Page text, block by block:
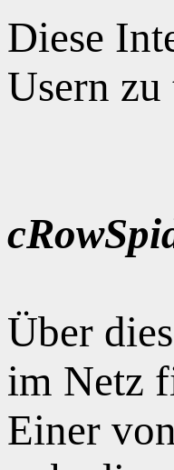
Diese
Usern zu
Über
im Netz
Einer